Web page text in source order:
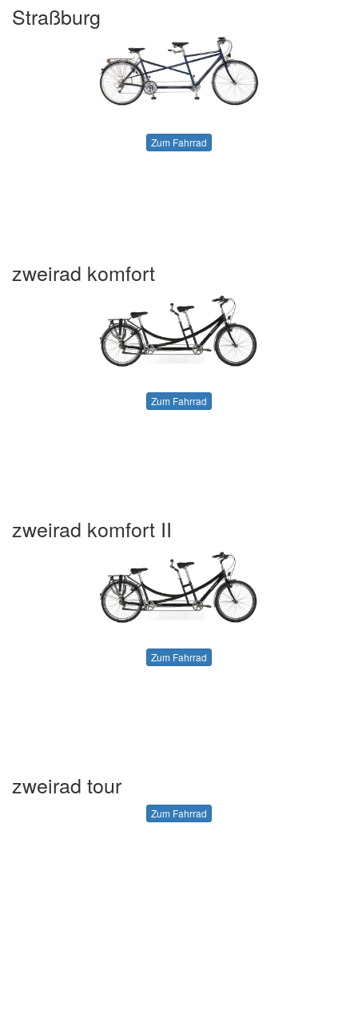
Straßburg
Zum Fahrrad
zweirad komfort
Zum Fahrrad
zweirad komfort II
Zum Fahrrad
zweirad tour
Zum Fahrrad